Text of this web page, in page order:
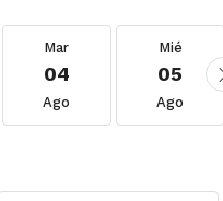
Mar
04
Ago
Mié
05
Ago